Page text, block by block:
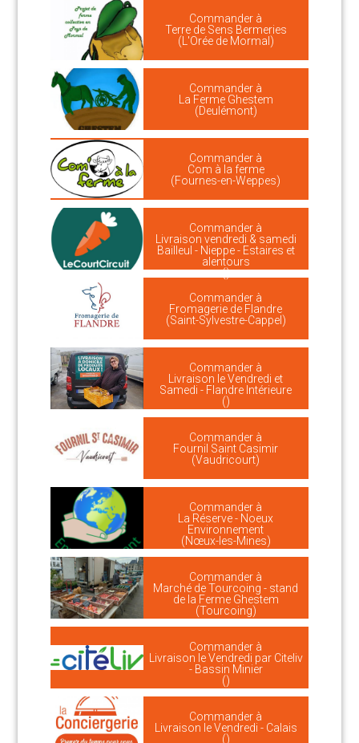
Commander à
Terre de Sens Bermeries
(L'Orée de Mormal)
Commander à
La Ferme Ghestem
(Deulémont)
Commander à
Com à la ferme
(Fournes-en-Weppes)
Commander à
Livraison vendredi & samedi
Bailleul - Nieppe - Estaires et
alentours
()
Commander à
Fromagerie de Flandre
(Saint-Sylvestre-Cappel)
Commander à
Livraison le Vendredi et
Samedi - Flandre Intérieure
()
Commander à
Fournil Saint Casimir
(Vaudricourt)
Commander à
La Réserve - Noeux
Environnement
(Nœux-les-Mines)
Commander à
Marché de Tourcoing - stand
de la Ferme Ghestem
(Tourcoing)
Commander à
Livraison le Vendredi par Citeliv
- Bassin Minier
()
Commander à
Livraison le Vendredi - Calais
()